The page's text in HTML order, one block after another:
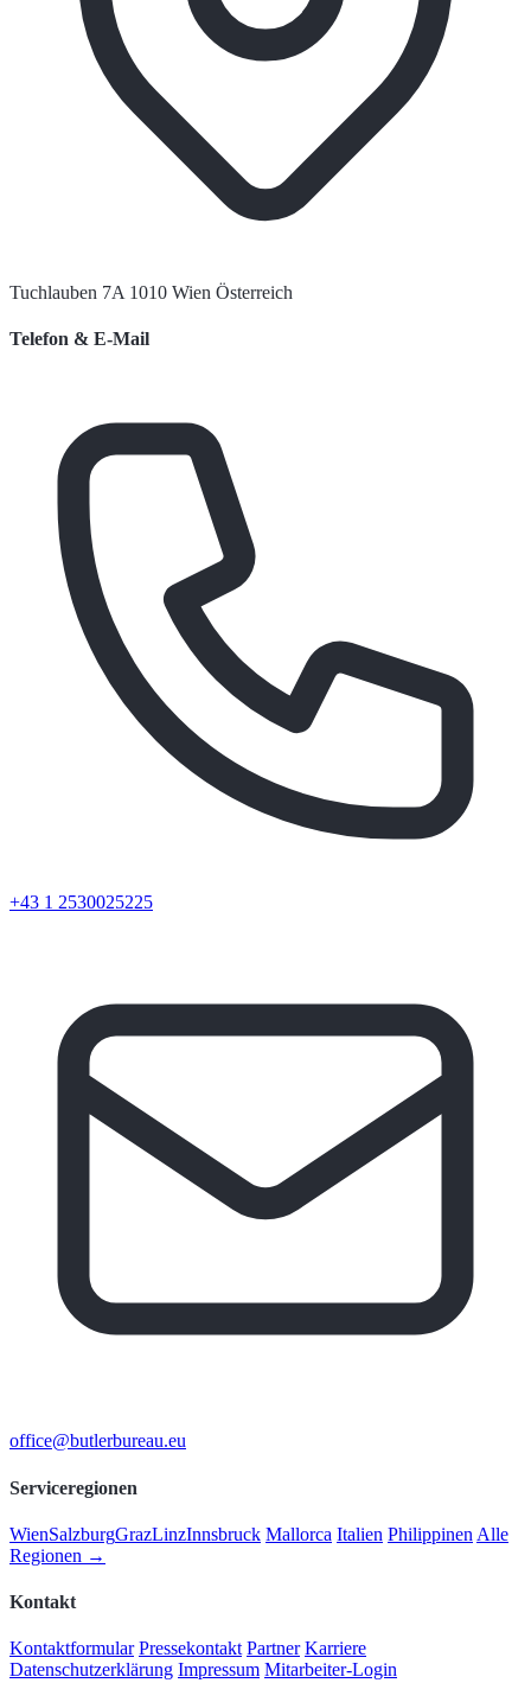
Tuchlauben 7A 1010 Wien Österreich
Telefon & E-Mail
+43 1 2530025225
office@butlerbureau.eu
Serviceregionen
WienSalzburgGrazLinzInnsbruck Mallorca Italien Philippinen Alle
Regionen →
Kontakt
Kontaktformular Pressekontakt Partner Karriere
Datenschutzerklärung Impressum Mitarbeiter-Login